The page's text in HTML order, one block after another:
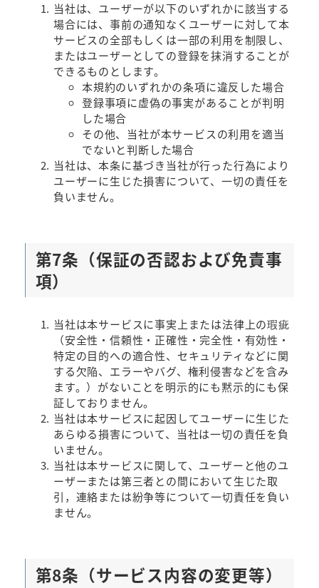
当社は、ユーザーが以下のいずれかに該当する
場合には、事前の通知なくユーザーに対して本
サービスの全部もしくは一部の利用を制限し、
またはユーザーとしての登録を抹消することが
できるものとします。
本規約のいずれかの条項に違反した場合
登録事項に虚偽の事実があることが判明
した場合
その他、当社が本サービスの利用を適当
でないと判断した場合
当社は、本条に基づき当社が行った行為により
ユーザーに生じた損害について、一切の責任を
負いません。
第7条（保証の否認および免責事
項）
当社は本サービスに事実上または法律上の瑕疵
（安全性・信頼性・正確性・完全性・有効性・
特定の目的への適合性、セキュリティなどに関
する欠陥、エラーやバグ、権利侵害などを含み
ます。）がないことを明示的にも黙示的にも保
証しておりません。
当社は本サービスに起因してユーザーに生じた
あらゆる損害について、当社は一切の責任を負
いません。
当社は本サービスに関して、ユーザーと他のユ
ーザーまたは第三者との間において生じた取
引，連絡または紛争等について一切責任を負い
ません。
第8条（サービス内容の変更等）